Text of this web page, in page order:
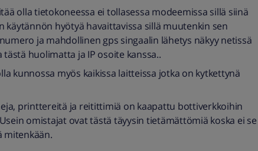
olla tietokoneessa ei tollasessa modeemissa sillä siinä
käytännön hyötyä havaittavissa sillä muutenkin sen
ja mahdollinen gps singaalin lähetys näkyy netissä
huolimatta ja IP osoite kanssa..
kunnossa myös kaikissa laitteissa jotka on kytkettynä
printtereitä ja reitittimiä on kaapattu bottiverkkoihin
omistajat ovat tästä täyysin tietämättömiä koska ei se
mitenkään.